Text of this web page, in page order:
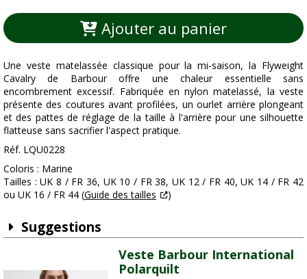
Ajouter au panier
Une veste matelassée classique pour la mi-saison, la Flyweight
Cavalry de Barbour offre une chaleur essentielle sans
encombrement excessif. Fabriquée en nylon matelassé, la veste
présente des coutures avant profilées, un ourlet arrière plongeant
et des pattes de réglage de la taille à l'arrière pour une silhouette
flatteuse sans sacrifier l'aspect pratique.
Réf. LQU0228
Coloris : Marine
Tailles : UK 8 / FR 36, UK 10 / FR 38, UK 12 / FR 40, UK 14 / FR 42
ou UK 16 / FR 44 (Guide des tailles )
Suggestions
Veste Barbour International
Polarquilt